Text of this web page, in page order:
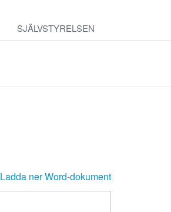
SJÄLVSTYRELSEN
Ladda ner Word-dokument